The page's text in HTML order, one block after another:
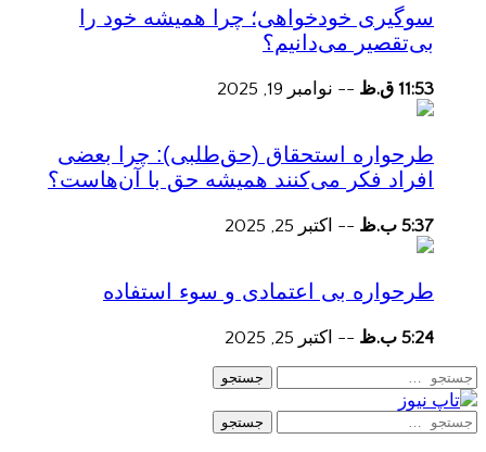
سوگیری خودخواهی؛ چرا همیشه خود را
بی‌تقصیر می‌دانیم؟
11:53 ق.ظ -- نوامبر 19, 2025
طرحواره استحقاق (حق‌طلبی): چرا بعضی
افراد فکر می‌کنند همیشه حق با آن‌هاست؟
5:37 ب.ظ -- اکتبر 25, 2025
طرحواره بی اعتمادی و سوء استفاده
5:24 ب.ظ -- اکتبر 25, 2025
جستجو
جستجو